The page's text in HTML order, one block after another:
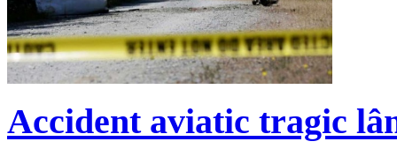
Accident aviatic tragic